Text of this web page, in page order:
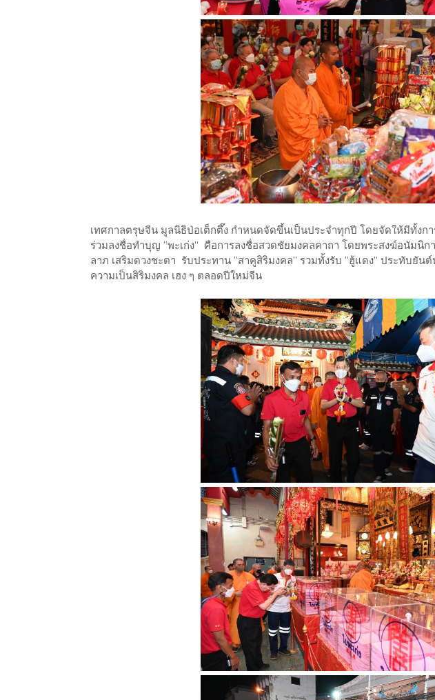
เทศกาลตรุษจีน มูลนิธิป่อเต็กตึ๊ง กำหนดจัดขึ้นเป็นประจำทุกปี โดยจัดให้มีทั้งกา
ร่วมลงชื่อทำบุญ “พะเก่ง” คือการลงชื่อสวดชัยมงคลคาถา โดยพระสงฆ์อนัมนิก
ลาภ เสริมดวงชะตา รับประทาน “สาคูสิริมงคล” รวมทั้งรับ “ฮู้แดง” ประทับยั
ความเป็นสิริมงคล เฮง ๆ ตลอดปีใหม่จีน